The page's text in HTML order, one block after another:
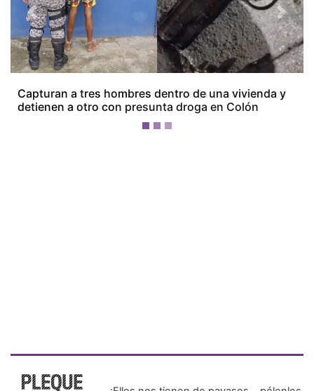
Camión con carga de granos queda destruido tras
incendio en Colón
Previous Next